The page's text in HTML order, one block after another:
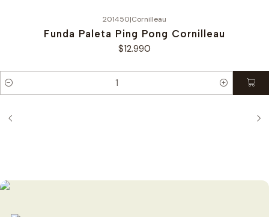
201450|Cornilleau
Funda Paleta Ping Pong Cornilleau
$12.990
Cantidad